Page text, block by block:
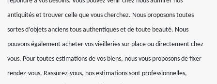
antiquités et trouver celle que vous cherchez. Nous proposons toutes
sortes d’objets anciens tous authentiques et de toute beauté. Nous
pouvons également acheter vos vieilleries sur place ou directement chez
vous. Pour toutes estimations de vos biens, nous vous proposons de fixer
rendez-vous. Rassurez-vous, nos estimations sont professionnelles,